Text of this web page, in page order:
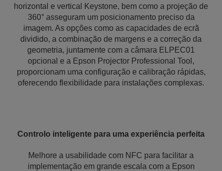
horizontal e vertical Keystone, bem como a projeção de
360° asseguram um posicionamento preciso da
imagem. As opções como as capacidades de ecrã
dividido, a combinação de margens e a correção da
geometria, juntamente com a câmara ELPEC01
opcional e a Epson Projector Professional Tool,
proporcionam uma configuração e calibração rápidas,
oferecendo flexibilidade para instalações complexas.
Controlo inteligente para uma experiência perfeita
Melhore a usabilidade com NFC para facilitar a
implementação em grande escala com a Epson